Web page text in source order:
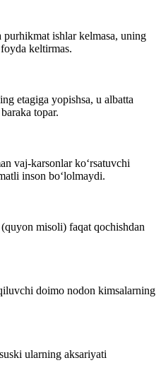
ishlar kelmasa, uning
keltirmas.
etagiga yopishsa, u albatta
topar.
vaj-karsonlar ko‘rsatuvchi
inson bo‘lolmaydi.
misoli) faqat qochishdan
doimo nodon kimsalarning
ularning aksariyati